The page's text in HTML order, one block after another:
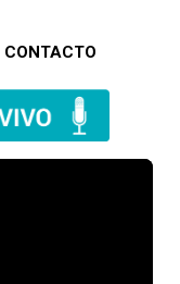
CONTACTO